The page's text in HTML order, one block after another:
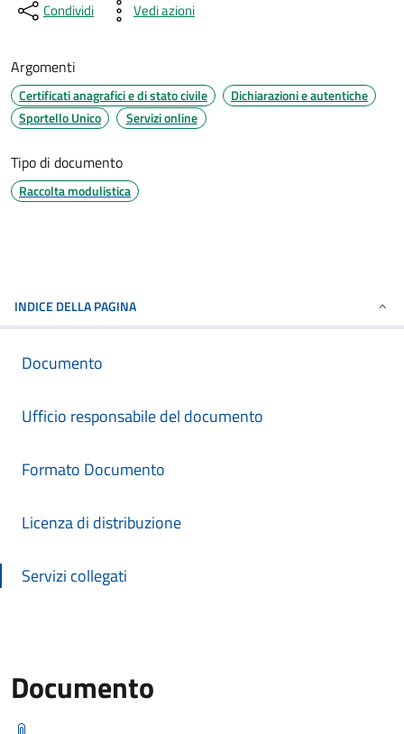
Condividi Vedi azioni
Argomenti
Certificati anagrafici e di stato civile
Dichiarazioni e autentiche
Sportello Unico
Servizi online
Tipo di documento
Raccolta modulistica
INDICE DELLA PAGINA
Documento
Ufficio responsabile del documento
Formato Documento
Licenza di distribuzione
Servizi collegati
Documento